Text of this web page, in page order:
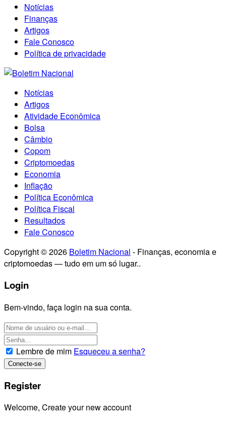
Notícias
Finanças
Artigos
Fale Conosco
Política de privacidade
Notícias
Artigos
Atividade Econômica
Bolsa
Câmbio
Copom
Criptomoedas
Economia
Inflação
Política Econômica
Política Fiscal
Resultados
Fale Conosco
Copyright © 2026 Boletim Nacional - Finanças, economia e
criptomoedas — tudo em um só lugar..
Login
Bem-vindo, faça login na sua conta.
Lembre de mim Esqueceu a senha?
Register
Welcome, Create your new account